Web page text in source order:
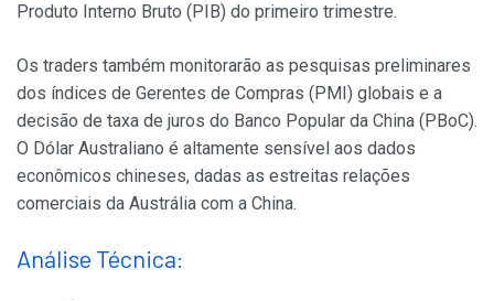
Produto Interno Bruto (PIB) do primeiro trimestre.
Os traders também monitorarão as pesquisas preliminares
dos índices de Gerentes de Compras (PMI) globais e a
decisão de taxa de juros do Banco Popular da China (PBoC).
O Dólar Australiano é altamente sensível aos dados
econômicos chineses, dadas as estreitas relações
comerciais da Austrália com a China.
Análise Técnica: